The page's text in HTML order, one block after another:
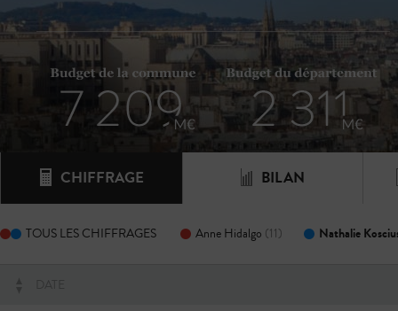
CHIFFRAGE BILAN
TOUS LES CHIFFRAGES Anne Hidalgo (11) Nathalie